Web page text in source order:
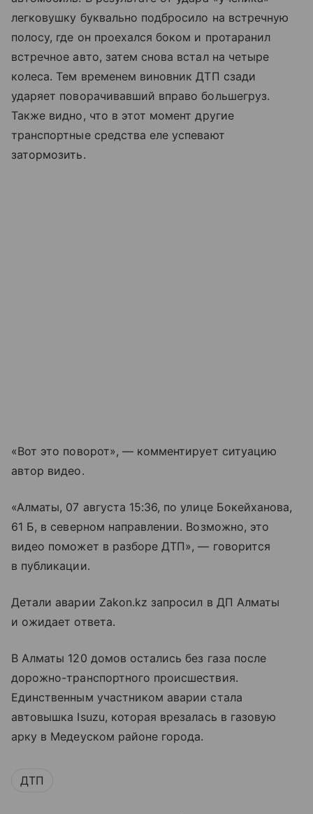
легковушку буквально подбросило на встречную
полосу, где он проехался боком и протаранил
встречное авто, затем снова встал на четыре
колеса. Тем временем виновник ДТП сзади
ударяет поворачивавший вправо большегруз.
Также видно, что в этот момент другие
транспортные средства еле успевают
затормозить.
«Вот это поворот», — комментирует ситуацию
автор видео.
«Алматы, 07 августа 15:36, по улице Бокейханова,
61 Б, в северном направлении. Возможно, это
видео поможет в разборе ДТП», — говорится
в публикации.
Детали аварии Zakon.kz запросил в ДП Алматы
и ожидает ответа.
В Алматы 120 домов остались без газа после
дорожно-транспортного происшествия.
Единственным участником аварии стала
автовышка Isuzu, которая врезалась в газовую
арку в Медеуском районе города.
ДТП